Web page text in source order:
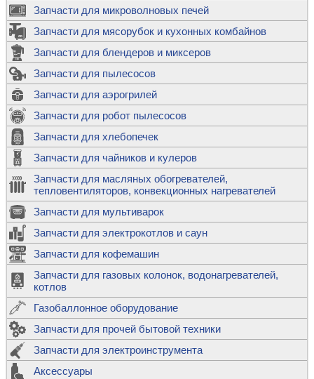
Запчасти для микроволновых печей
Запчасти для мясорубок и кухонных комбайнов
Запчасти для блендеров и миксеров
Запчасти для пылесосов
Запчасти для аэрогрилей
Запчасти для робот пылесосов
Запчасти для хлебопечек
Запчасти для чайников и кулеров
Запчасти для масляных обогревателей,
тепловентиляторов, конвекционных нагревателей
Запчасти для мультиварок
Запчасти для электрокотлов и саун
Запчасти для кофемашин
Запчасти для газовых колонок, водонагревателей,
котлов
Газобаллонное оборудование
Запчасти для прочей бытовой техники
Запчасти для электроинструмента
Аксессуары